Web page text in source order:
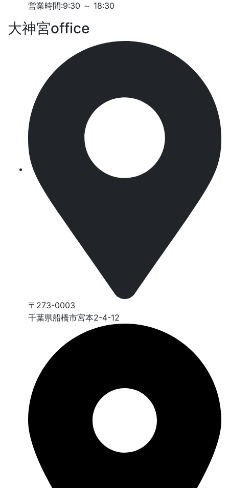
営業時間:9:30 ～ 18:30
大神宮office
〒273-0003
千葉県船橋市宮本2-4-12